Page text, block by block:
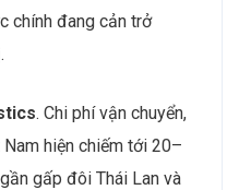
chính đang cản trở
. Chi phí vận chuyển,
hiện chiếm tới 20–
gấp đôi Thái Lan và